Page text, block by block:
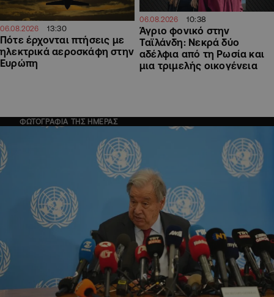
06.08.2026 13:30
Πότε έρχονται πτήσεις με
ηλεκτρικά αεροσκάφη στην
Ευρώπη
06.08.2026 10:38
Άγριο φονικό στην
Ταϊλάνδη: Νεκρά δύο
αδέλφια από τη Ρωσία και
μια τριμελής οικογένεια
ΦΩΤΟΓΡΑΦΙΑ ΤΗΣ ΗΜΕΡΑΣ